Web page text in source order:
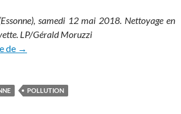
samedi 12 mai 2018. Nettoyage en
LP/Gérald Moruzzi
de «L’état général des rivières est très
→
POLLUTION